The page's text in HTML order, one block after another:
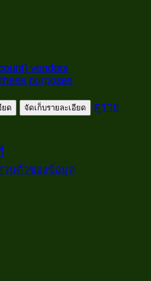
vendors
purposes
ยด จัดเก็บรายละเอียด
ดูราย
วนตัวของข้อมูล